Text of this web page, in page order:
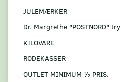
JULEMÆRKER
Dr. Margrethe "POSTNORD"
KILOVARE
RODEKASSER
OUTLET MINIMUM ½ PRIS.